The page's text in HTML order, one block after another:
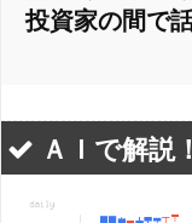
投資家の間で
ＡＩで解説！